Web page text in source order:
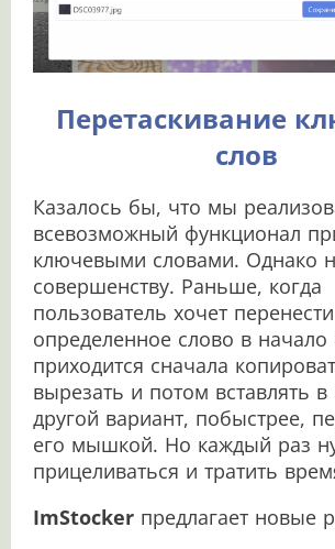
Перетаскивание
слов
Казалось бы, что мы
всевозможный функционал
ключевыми словами. Однако
совершенству. Раньше, когда
пользователь хочет перенести
определенное слово в начало
приходится сначала
вырезать и потом вставлять
другой вариант, побыстрее,
его мышкой. Но каждый раз
прицеливаться и тратить
ImStocker предлагает новые